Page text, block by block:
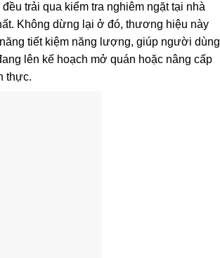
trải qua kiểm tra nghiêm ngặt tại nhà
Không dừng lại ở đó, thương hiệu này
tiết kiệm năng lượng, giúp người dùng
lên kế hoạch mở quán hoặc nâng cấp
thực.